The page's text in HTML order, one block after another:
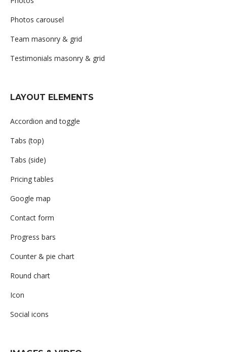
Photos carousel
Team masonry & grid
Testimonials masonry & grid
LAYOUT ELEMENTS
Accordion and toggle
Tabs (top)
Tabs (side)
Pricing tables
Google map
Contact form
Progress bars
Counter & pie chart
Round chart
Icon
Social icons